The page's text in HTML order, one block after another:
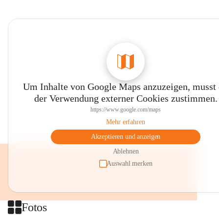
Um Inhalte von Google Maps anzuzeigen, musst
der Verwendung externer Cookies zustimmen.
https://www.google.com/maps
Mehr erfahren
Akzeptieren und anzeigen
Ablehnen
Auswahl merken
Fotos